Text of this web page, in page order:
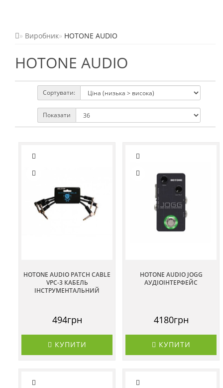
Виробник HOTONE AUDIO
HOTONE AUDIO
Сортувати:
Показати
HOTONE AUDIO PATCH CABLE
VPC-3 КАБЕЛЬ
ІНСТРУМЕНТАЛЬНИЙ
494грн
КУПИТИ
HOTONE AUDIO JOGG
АУДІОІНТЕРФЕЙС
4180грн
КУПИТИ